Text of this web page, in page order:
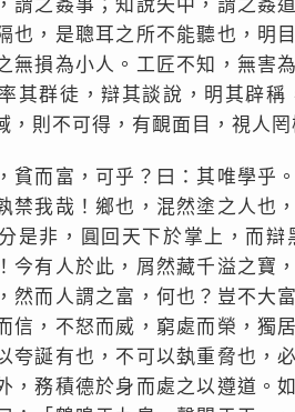
謂之姦事；知說失中，謂之姦
也，是聰耳之所不能聽也，明
無損為小人。工匠不知，無害
其群徒，辯其談說，明其辟
，則不可得，有靦面目，視人
貧而富，可乎？曰：其唯學乎
禁我哉！鄉也，混然塗之人也
是非，圓回天下於掌上，而
今有人於此，屑然藏千溢之寶
然而人謂之富，何也？豈不大
信，不怒而威，窮處而榮，獨
夸誕有也，不可以埶重脅也，
，務積德於身而處之以遵道。